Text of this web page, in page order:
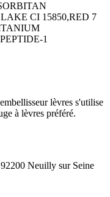
CI 15850,RED 7
1
lèvres s'utilise
à lèvres préféré.
Neuilly sur Seine